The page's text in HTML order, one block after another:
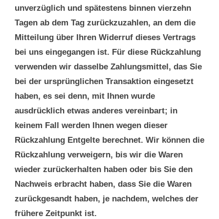
unverzüglich und spätestens binnen vierzehn
Tagen ab dem Tag zurückzuzahlen, an dem die
Mitteilung über Ihren Widerruf dieses Vertrags
bei uns eingegangen ist. Für diese Rückzahlung
verwenden wir dasselbe Zahlungsmittel, das Sie
bei der ursprünglichen Transaktion eingesetzt
haben, es sei denn, mit Ihnen wurde
ausdrücklich etwas anderes vereinbart; in
keinem Fall werden Ihnen wegen dieser
Rückzahlung Entgelte berechnet. Wir können die
Rückzahlung verweigern, bis wir die Waren
wieder zurückerhalten haben oder bis Sie den
Nachweis erbracht haben, dass Sie die Waren
zurückgesandt haben, je nachdem, welches der
frühere Zeitpunkt ist.